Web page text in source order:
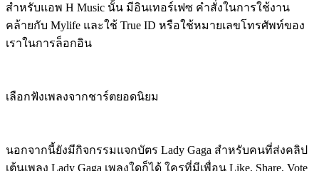
สำหรับแอพ H Music นั้น มีอินเทอร์เฟซ คำสั่งในการใช้งาน
คล้ายกับ Mylife และใช้ True ID หรือใช้หมายเลขโทรศัพท์ของ
เราในการล็อกอิน
เลือกฟังเพลงจากชาร์ตยอดนิยม
นอกจากนี้ยังมีกิจกรรมแจกบัตร Lady Gaga สำหรับคนที่ส่งคลิป
เต้นเพลง Lady Gaga เพลงใดก็ได้ ใครที่มีเพื่อน Like, Share, Vote